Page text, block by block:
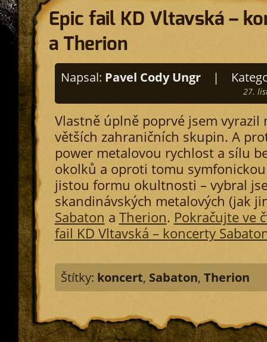
Epic fail KD Vltavská –
a Therion
Napsal: Pavel Cody Ungr |
27.
Vlastně úplně poprvé jsem vyrazil
větších zahraničních skupin. A
power metalovou rychlost a sílu
okolků a oproti tomu
jistou formu okultnosti – vybral
skandinávských metalových (jak
Sabaton a Therion. Pokračujte ve
fail KD Vltavská – koncerty
Štítky: koncert, Sabaton, Therion